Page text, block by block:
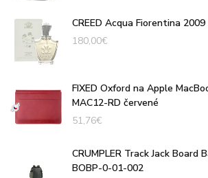
CREED Acqua Fiorentina 2009
180,00€
FIXED Oxford na Apple
MAC12-RD červené
51,76€
CRUMPLER Track Jack Board
BOBP-0-01-002